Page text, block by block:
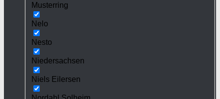
Musterring
Nelo
Nesto
Niedersachsen
Niels Eilersen